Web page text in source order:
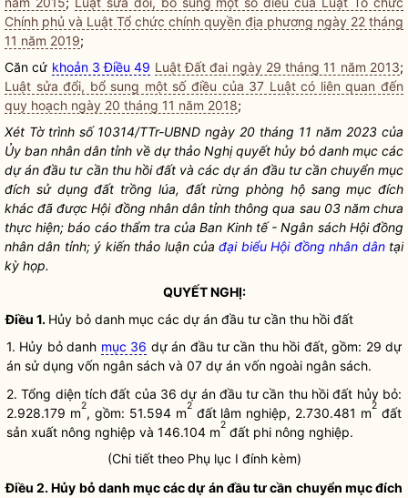
Chính phủ và Luật Tổ chức chính quyền địa phương ngày 22 tháng
11 năm 2019;
Căn cứ khoản 3 Điều 49 Luật Đất đai ngày 29 tháng 11 năm 2013;
Luật sửa đổi, bổ sung một số điều của 37 Luật có liên quan đến
quy hoạch ngày 20 tháng 11 năm 2018;
Xét Tờ trình số 10314/TTr-UBND ngày 20 tháng 11 năm 2023 của
Ủy ban nhân dân tỉnh về dự thảo Nghị quyết hủy bỏ danh mục các
dự án đầu tư cần thu hồi đất và các dự án đầu tư cần chuyển mục
đích sử dụng đất trồng lúa, đất rừng phòng hộ sang mục đích
khác đã được Hội đồng nhân dân tỉnh thông qua sau 03 năm chưa
thực hiện; báo cáo thẩm tra của Ban Kinh tế - Ngân sách Hội đồng
nhân dân tỉnh; ý kiến thảo luận củađại biểu Hội đồng nhân dântại
kỳ họp.
QUYẾT NGHỊ:
Điều 1. Hủy bỏ danh mục các dự án đầu tư cần thu hồi đất
1. Hủy bỏ danh mục 36 dự án đầu tư cần thu hồi đất, gồm: 29 dự
án sử dụng vốn ngân sách và 07 dự án vốn ngoài ngân sách.
2.Tổng diện tích đất của 36 dự án đầu tư cần thu hồi đất hủy bỏ:
2.928.179 m2, gồm: 51.594 m2đất lâm nghiệp, 2.730.481 m2 đất
sản xuất nông nghiệp và 146.104 m2 đất phi nông nghiệp.
(Chi tiết theo Phụ lục I đính kèm)
Điều 2. Hủy bỏ danh mục các dự án đầu tư cần chuyển mục đích